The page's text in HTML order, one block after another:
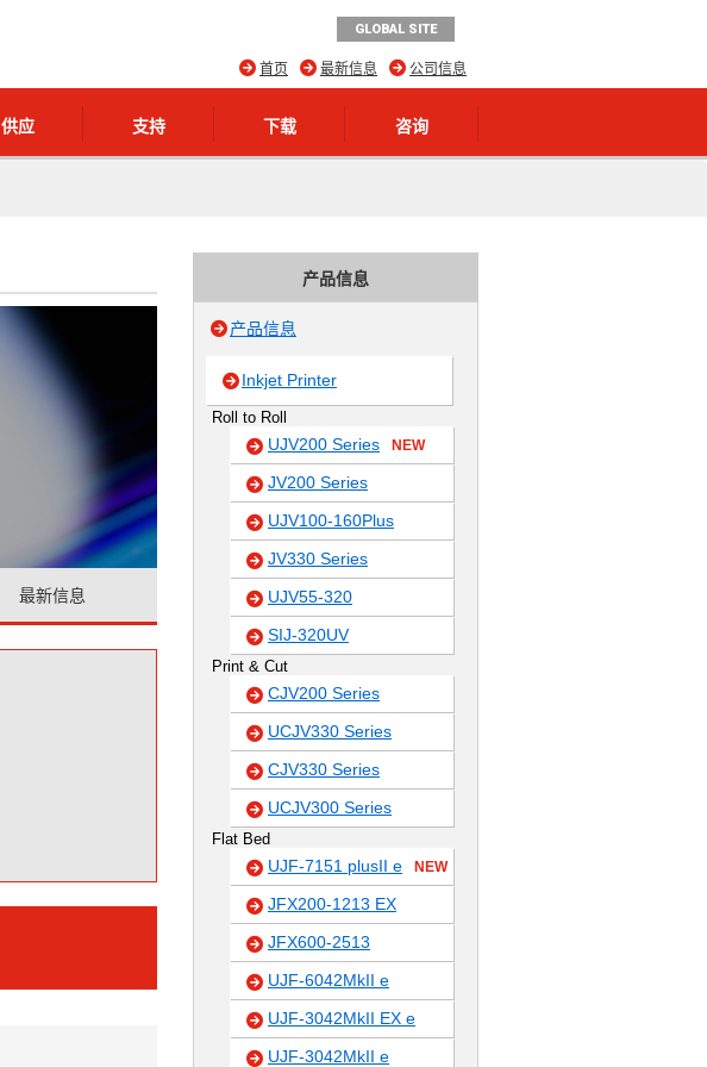
GLOBAL SITE
公司信息
最新信息
首页
供应 支持 下载 咨询
最新信息
产品信息
产品信息
Inkjet Printer
Roll to Roll
UJV200 Series NEW
JV200 Series
UJV100-160Plus
JV330 Series
UJV55-320
SIJ-320UV
Print & Cut
CJV200 Series
UCJV330 Series
CJV330 Series
UCJV300 Series
Flat Bed
UJF-7151 plusII e NEW
JFX200-1213 EX
JFX600-2513
UJF-6042MkII e
UJF-3042MkII EX e
UJF-3042MkII e